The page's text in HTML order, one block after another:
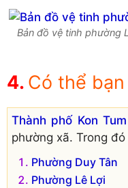
Bản đồ vệ tinh phường
Có thể
Thành phố Kon Tum
phường xã. Trong
Phường Duy Tân
Phường Lê Lợi